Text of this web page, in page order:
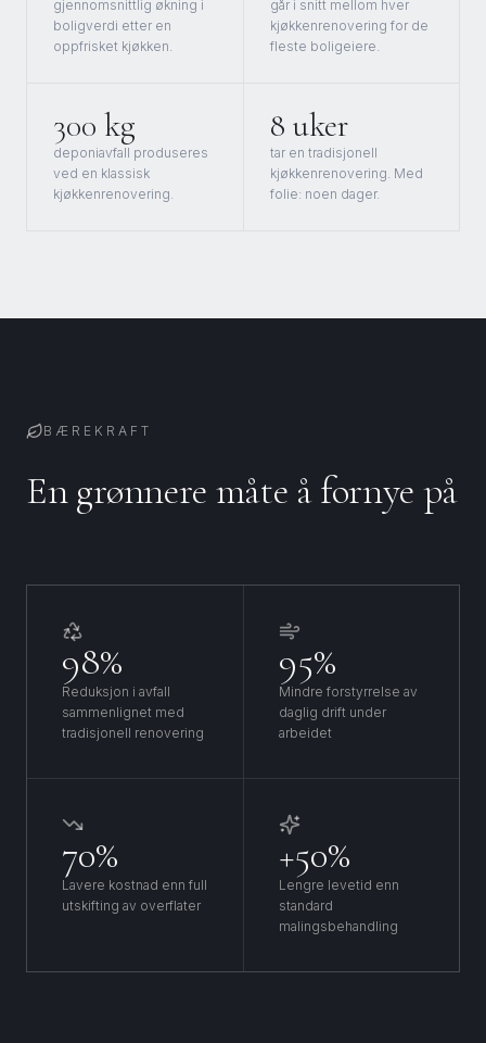
gjennomsnittlig økning i
boligverdi etter en
oppfrisket kjøkken.
går i snitt mellom hver
kjøkkenrenovering for de
fleste boligeiere.
300 kg
deponiavfall produseres
ved en klassisk
kjøkkenrenovering.
8 uker
tar en tradisjonell
kjøkkenrenovering. Med
folie: noen dager.
BÆREKRAFT
En grønnere måte å fornye på
98%
Reduksjon i avfall
sammenlignet med
tradisjonell renovering
95%
Mindre forstyrrelse av
daglig drift under
arbeidet
70%
Lavere kostnad enn full
utskifting av overflater
+50%
Lengre levetid enn
standard
malingsbehandling